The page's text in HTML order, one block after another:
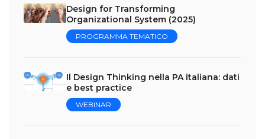
Design for Transforming
Organizational System (2025)
PROGRAMMA TEMATICO
Il Design Thinking nella PA italiana: dati
e best practice
WEBINAR